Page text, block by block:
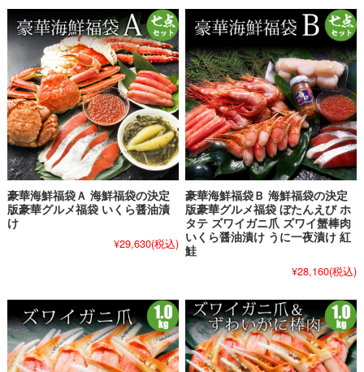
豪華海鮮福袋Ａ 海鮮福袋の決定
版豪華グルメ福袋 いくら醤油漬
け
¥29,630(税込)
豪華海鮮福袋Ｂ 海鮮福袋の決定
版豪華グルメ福袋 ぼたんえび ホ
タテ ズワイガニ爪 ズワイ蟹棒肉
いくら醤油漬け うに一夜漬け 紅
鮭
¥28,160(税込)